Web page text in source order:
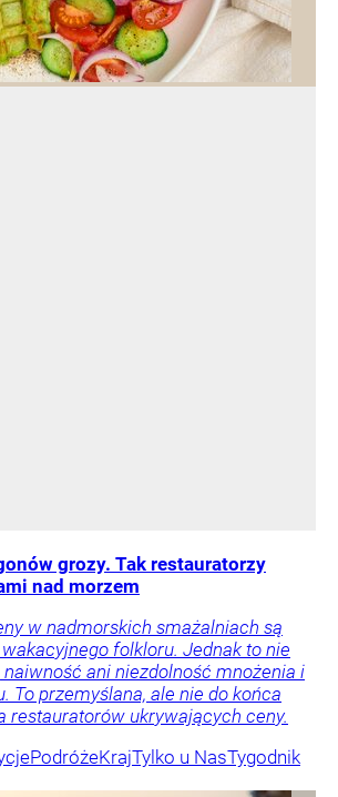
grozy. Tak restauratorzy
nad morzem
w nadmorskich smażalniach są
folkloru. Jednak to nie
naiwność ani niezdolność mnożenia i
To przemyślana, ale nie do końca
restauratorów ukrywających ceny.
PodróżeKrajTylko u NasTygodnik